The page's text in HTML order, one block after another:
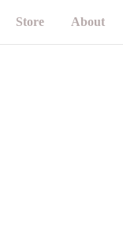
Store About